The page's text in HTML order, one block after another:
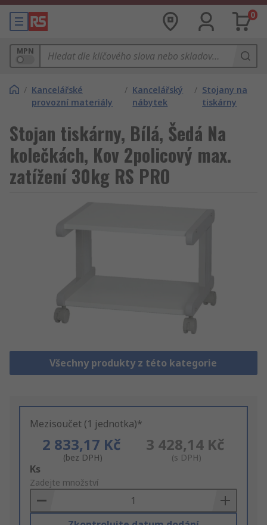
0
MPN
/ Kancelářské
provozní materiály
/ Kancelářský
nábytek
/ Stojany na
tiskárny
Stojan tiskárny, Bílá, Šedá Na
kolečkách, Kov 2policový max.
zatížení 30kg RS PRO
Všechny produkty z této kategorie
Mezisoučet (1 jednotka)*
2 833,17 Kč
(bez DPH)
3 428,14 Kč
(s DPH)
Add
to
Basket
Ks
Zadejte množství